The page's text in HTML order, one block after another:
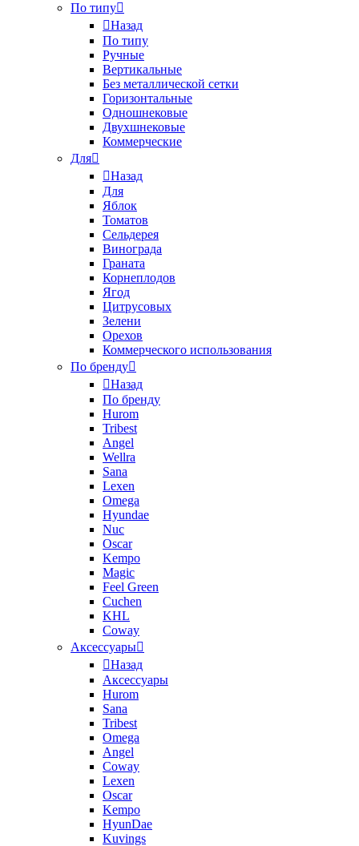
По типу
Назад
По типу
Ручные
Вертикальные
Без металлической сетки
Горизонтальные
Одношнековые
Двухшнековые
Коммерческие
Для
Назад
Для
Яблок
Томатов
Cельдерея
Винограда
Граната
Корнеплодов
Ягод
Цитрусовых
Зелени
Орехов
Коммерческого использования
По бренду
Назад
По бренду
Hurom
Tribest
Angel
Wellra
Sana
Lexen
Omega
Hyundae
Nuc
Oscar
Kempo
Magic
Feel Green
Cuchen
KHL
Coway
Аксессуары
Назад
Аксессуары
Hurom
Sana
Tribest
Omega
Angel
Coway
Lexen
Oscar
Kempo
HyunDae
Kuvings